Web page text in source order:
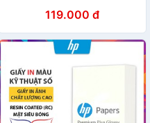
Định Lượng 300gsm 50 tờ
119.000 đ